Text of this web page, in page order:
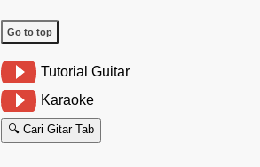
Go to top
Tutorial Guitar
Karaoke
🔍 Cari Gitar Tab